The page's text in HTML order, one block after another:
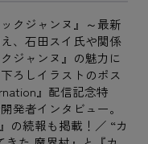
クジャンヌ』～最新
、石田スイ氏や関係
ジャンヌ』の魅力に
ろしイラストのポス
』配信記念特
者インタビュー。
』の続報も掲載！／ “カ